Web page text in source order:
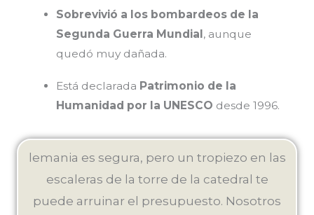
Sobrevivió a los bombardeos de la
Segunda Guerra Mundial, aunque
quedó muy dañada.
Está declarada Patrimonio de la
Humanidad por la UNESCO desde 1996.
lemania es segura, pero un tropiezo en las
escaleras de la torre de la catedral te
puede arruinar el presupuesto. Nosotros